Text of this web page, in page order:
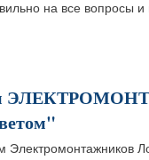
на все вопросы
Электромонтажников